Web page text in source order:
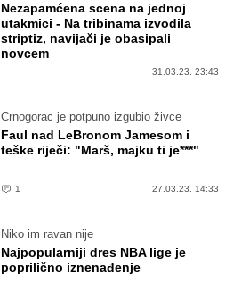
Nezapamćena scena na jednoj
utakmici - Na tribinama izvodila
striptiz, navijači je obasipali
novcem
31.03.23. 23:43
Crnogorac je potpuno izgubio živce
Faul nad LeBronom Jamesom i
teške riječi: "Marš, majku ti je***"
1 27.03.23. 14:33
Niko im ravan nije
Najpopularniji dres NBA lige je
poprilično iznenađenje